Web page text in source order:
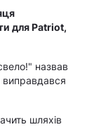
для Patriot,
назвав
виправдався
шляхів